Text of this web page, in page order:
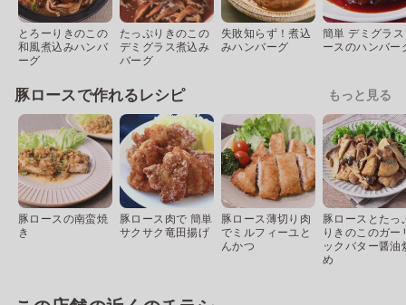
とろーりきのこの
和風煮込みハンバ
ーグ
たっぷりきのこの
デミグラス煮込み
バーグ
失敗知らず！煮込
みハンバーグ
簡単 デミグラ
ースのハンバー
豚ロースで作れるレシピ もっと見る
豚ロースの南蛮焼
き
豚ロース肉で 簡単
サクサク竜田揚げ
豚ロース薄切り肉
でミルフィーユと
んかつ
豚ロースとたっ
りきのこのガー
ックバター醤油
め